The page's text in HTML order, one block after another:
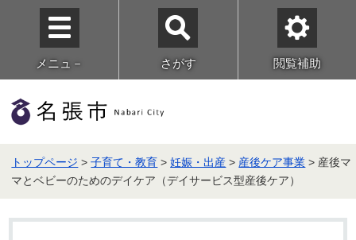
メニュ－ さがす 閲覧補助
トップページ >子育て・教育 >妊娠・出産 > 産後ケア事業 > 産後マ
マとベビーのためのデイケア（デイサービス型産後ケア）